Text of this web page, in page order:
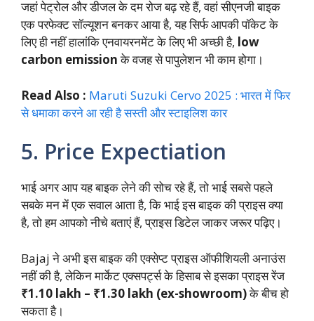
जहां पेट्रोल और डीजल के दम रोज बढ़ रहे हैं, वहां सीएनजी बाइक
एक परफेक्ट सॉल्यूशन बनकर आया है, यह सिर्फ आपकी पॉकेट के
लिए ही नहीं हालांकि एनवायरनमेंट के लिए भी अच्छी है, low
carbon emissionके वजह से पापुलेशन भी काम होगा।
Read Also : Maruti Suzuki Cervo 2025 : भारत में फिर
से धमाका करने आ रही है सस्ती और स्टाइलिश कार
5. Price Expectiation
भाई अगर आप यह बाइक लेने की सोच रहे हैं, तो भाई सबसे पहले
सबके मन में एक सवाल आता है, कि भाई इस बाइक की प्राइस क्या
है, तो हम आपको नीचे बताएं हैं, प्राइस डिटेल जाकर जरूर पढ़िए।
Bajaj ने अभी इस बाइक की एक्सेप्ट प्राइस ऑफीशियली अनाउंस
नहीं की है, लेकिन मार्केट एक्सपर्ट्स के हिसाब से इसका प्राइस रेंज
₹1.10 lakh – ₹1.30 lakh (ex-showroom)के बीच हो
सकता है।